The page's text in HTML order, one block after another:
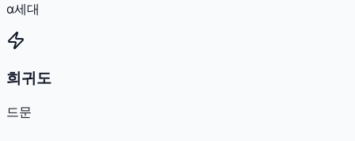
α세대
희귀도
드문